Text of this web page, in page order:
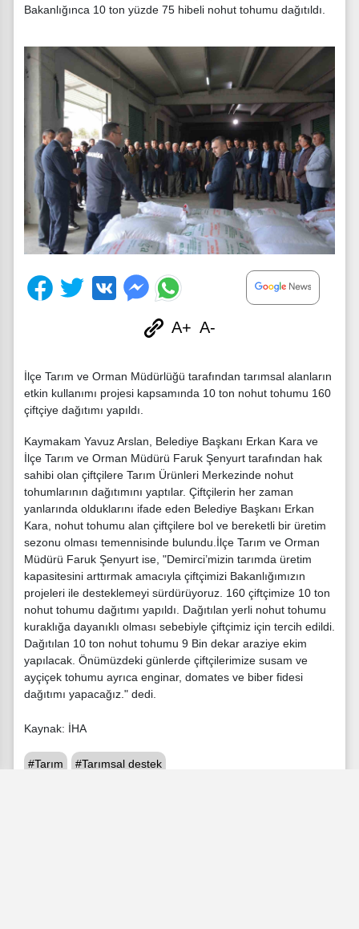
Bakanlığınca 10 ton yüzde 75 hibeli nohut tohumu dağıtıldı.
A+ A-
İlçe Tarım ve Orman Müdürlüğü tarafından tarımsal alanların
etkin kullanımı projesi kapsamında 10 ton nohut tohumu 160
çiftçiye dağıtımı yapıldı.
Kaymakam Yavuz Arslan, Belediye Başkanı Erkan Kara ve
İlçe Tarım ve Orman Müdürü Faruk Şenyurt tarafından hak
sahibi olan çiftçilere Tarım Ürünleri Merkezinde nohut
tohumlarının dağıtımını yaptılar. Çiftçilerin her zaman
yanlarında olduklarını ifade eden Belediye Başkanı Erkan
Kara, nohut tohumu alan çiftçilere bol ve bereketli bir üretim
sezonu olması temennisinde bulundu.İlçe Tarım ve Orman
Müdürü Faruk Şenyurt ise, "Demirci’mizin tarımda üretim
kapasitesini arttırmak amacıyla çiftçimizi Bakanlığımızın
projeleri ile desteklemeyi sürdürüyoruz. 160 çiftçimize 10 ton
nohut tohumu dağıtımı yapıldı. Dağıtılan yerli nohut tohumu
kuraklığa dayanıklı olması sebebiyle çiftçimiz için tercih edildi.
Dağıtılan 10 ton nohut tohumu 9 Bin dekar araziye ekim
yapılacak. Önümüzdeki günlerde çiftçilerimize susam ve
ayçiçek tohumu ayrıca enginar, domates ve biber fidesi
dağıtımı yapacağız." dedi.
Kaynak: İHA
#Tarım #Tarımsal destek